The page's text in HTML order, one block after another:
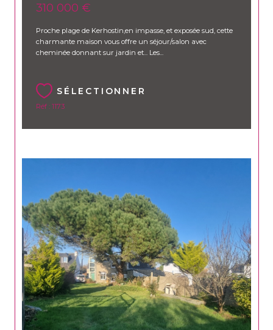
310 000 €
Proche plage de Kerhostin,en impasse, et exposée sud, cette
charmante maison vous offre un séjour/salon avec
cheminée donnant sur jardin et... Les...
SÉLECTIONNER
Réf : 1173